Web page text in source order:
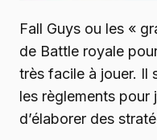
Fall Guys ou les «
de Battle royale
très facile à jouer. Il
les règlements pour
d’élaborer des